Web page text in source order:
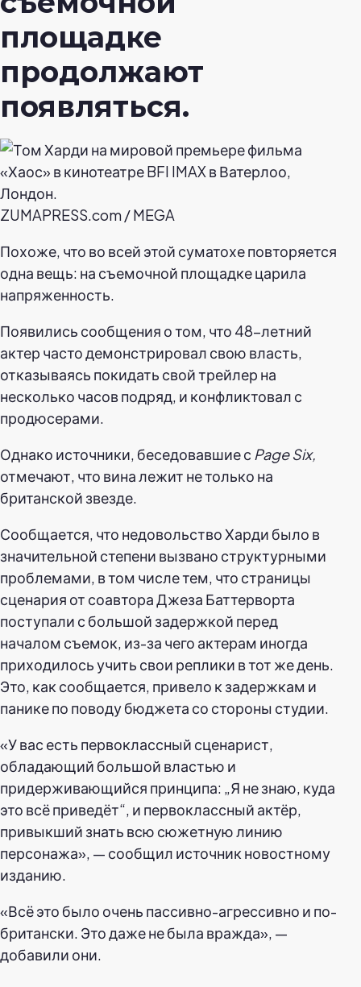
площадке
продолжают
появляться.
ZUMAPRESS.com / MEGA
Похоже, что во всей этой суматохе повторяется
одна вещь: на съемочной площадке царила
напряженность.
Появились сообщения о том, что 48-летний
актер часто демонстрировал свою власть,
отказываясь покидать свой трейлер на
несколько часов подряд, и конфликтовал с
продюсерами.
Однако источники, беседовавшие с Page Six,
отмечают, что вина лежит не только на
британской звезде.
Сообщается, что недовольство Харди было в
значительной степени вызвано структурными
проблемами, в том числе тем, что страницы
сценария от соавтора Джеза Баттерворта
поступали с большой задержкой перед
началом съемок, из-за чего актерам иногда
приходилось учить свои реплики в тот же день.
Это, как сообщается, привело к задержкам и
панике по поводу бюджета со стороны студии.
«У вас есть первоклассный сценарист,
обладающий большой властью и
придерживающийся принципа: „Я не знаю, куда
это всё приведёт“, и первоклассный актёр,
привыкший знать всю сюжетную линию
персонажа», — сообщил источник новостному
изданию.
«Всё это было очень пассивно-агрессивно и по-
британски. Это даже не была вражда», —
добавили они.